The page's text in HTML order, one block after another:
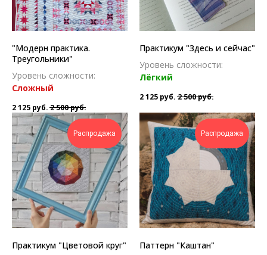
"Модерн практика.
Треугольники"
Уровень сложности:
Сложн ый
2 125 руб. 2 500руб.
Практикум "Здесь и сейчас"
Уровень сложности:
Лёгкий
2 125 руб. 2 500руб.
Распродажа
Практикум "Цветовой круг"
Распродажа
Паттерн "Каштан"